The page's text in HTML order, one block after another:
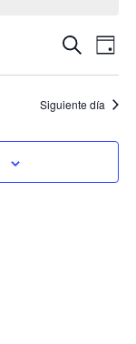
de
y
Buscar
de
Día
Siguiente día